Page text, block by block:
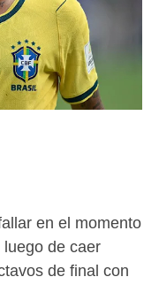
en el momento
de caer
de final con